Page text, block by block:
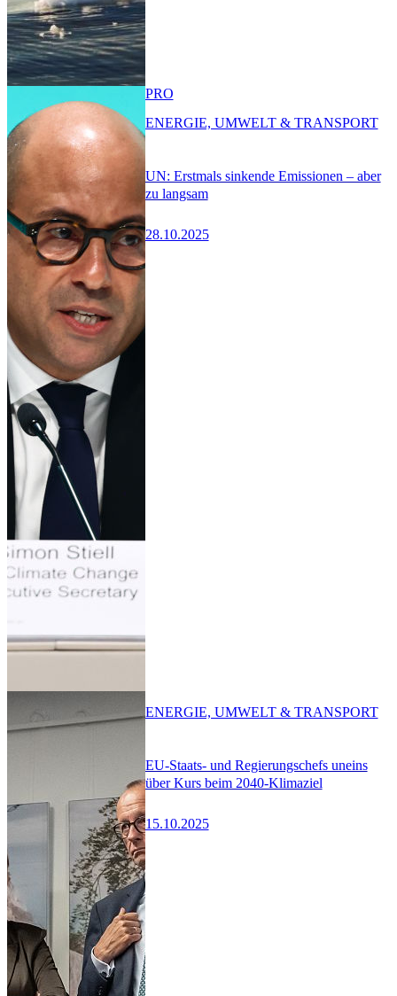
UN: Erstmals sinkende Emissionen – aber
zu langsam
28.10.2025
PRO
ENERGIE, UMWELT & TRANSPORT
EU-Staats- und Regierungschefs uneins
über Kurs beim 2040-Klimaziel
15.10.2025
ENERGIE, UMWELT & TRANSPORT